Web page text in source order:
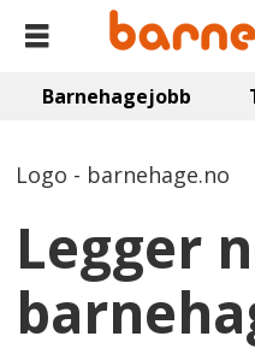
Barnehagejobb
Logo - barnehage.no
Legger